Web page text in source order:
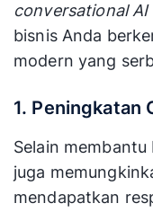
conversational
bisnis Anda
modern yang
1. Peningkatan
Selain
juga
mendapatkan